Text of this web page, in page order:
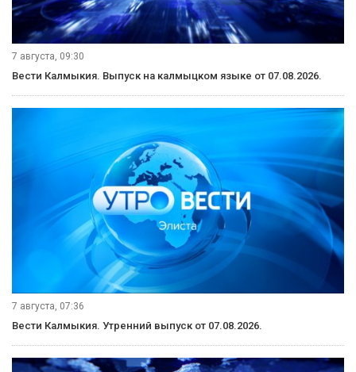
7 августа, 09:30
Вести Калмыкия. Выпуск на калмыцком языке от 07.08.2026.
7 августа, 07:36
Вести Калмыкия. Утренний выпуск от 07.08.2026.